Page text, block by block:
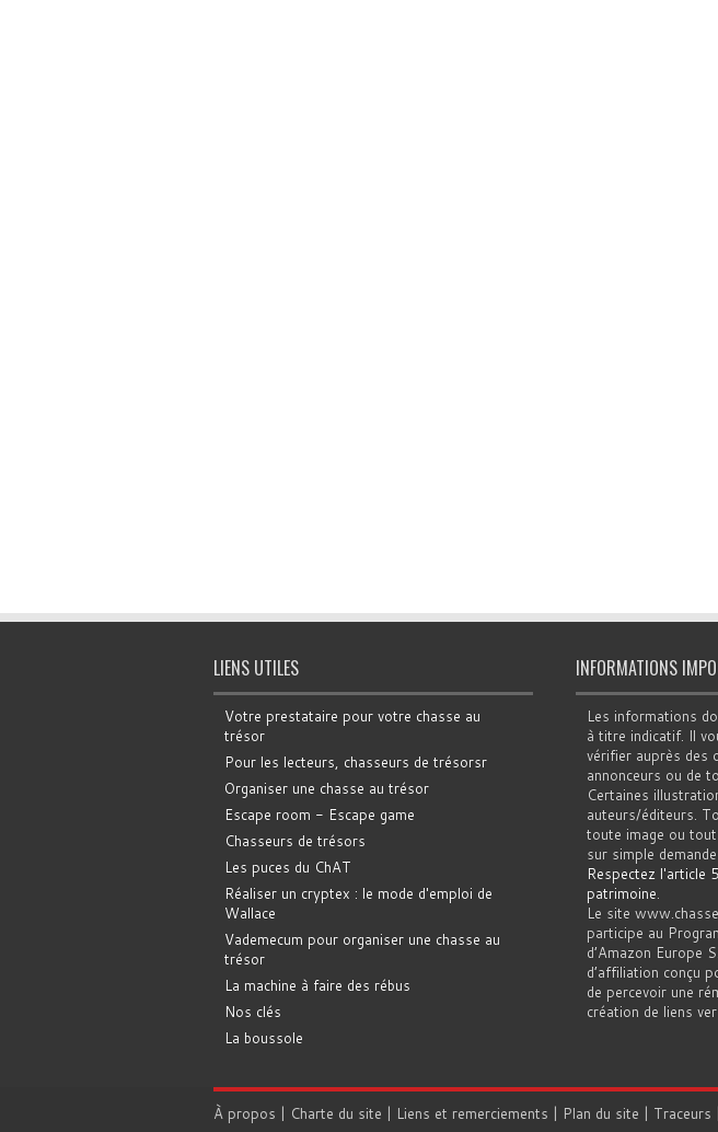
LIENS UTILES
Votre prestataire pour votre chasse au
trésor
Pour les lecteurs, chasseurs de trésorsr
Organiser une chasse au trésor
Escape room - Escape game
Chasseurs de trésors
Les puces du ChAT
Réaliser un cryptex : le mode d'emploi de
Wallace
Vademecum pour organiser une chasse au
trésor
La machine à faire des rébus
Nos clés
La boussole
INFORMATIONS
Les informations
à titre indicatif. Il
vérifier auprès des
annonceurs ou de
Certaines
auteurs/éditeurs.
toute image ou
sur simple
Respectez l'article
patrimoine.
Le site
participe au
d’Amazon Europe
d’affiliation conçu
de percevoir une
création de liens
À propos | Charte du site | Liens et remerciements | Plan du site | Traceurs